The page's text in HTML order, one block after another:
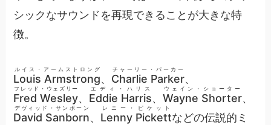
シックなサウンドを再現できることが大きな特
徴。
Louis Armstrong
ルイス・アームストロング
、 Charlie Parker
チャーリー・パーカー
、
Fred Wesley
フレッド・ウェズリー
、 Eddie Harris
エディ・ハリス
、Wayne Shorter
ウェイン・ショーター
、
David Sanborn
デヴィッド・サンボーン
、 Lenny Pickett
レニー・ピケット
などの伝説的ミ